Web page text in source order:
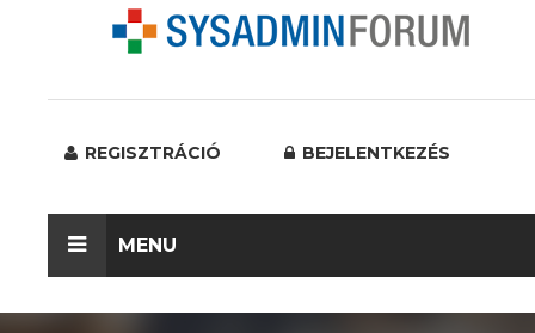
REGISZTRÁCIÓ BEJELENTKEZÉS
MENU